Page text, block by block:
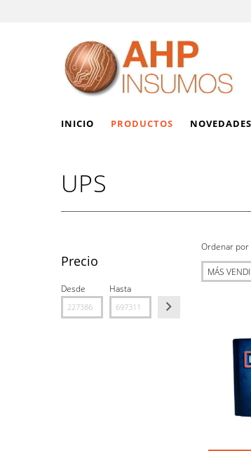
INICIO PRODUCTOS NOVEDADES
UPS
Precio
Desde Hasta
Ordenar por